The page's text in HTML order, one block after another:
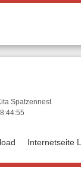
Spatzennest
Internetseite